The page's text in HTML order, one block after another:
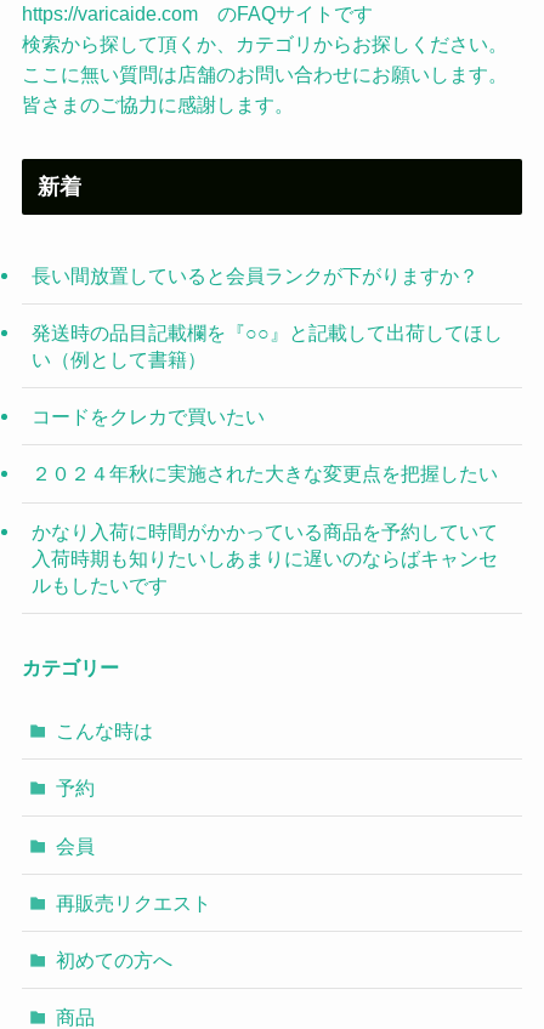
https://varicaide.com のFAQサイトです
検索から探して頂くか、カテゴリからお探しください。
ここに無い質問は店舗のお問い合わせにお願いします。
皆さまのご協力に感謝します。
新着
長い間放置していると会員ランクが下がりますか？
発送時の品目記載欄を『○○』と記載して出荷してほし
い（例として書籍）
コードをクレカで買いたい
２０２４年秋に実施された大きな変更点を把握したい
かなり入荷に時間がかかっている商品を予約していて
入荷時期も知りたいしあまりに遅いのならばキャンセ
ルもしたいです
カテゴリー
こんな時は
予約
会員
再販売リクエスト
初めての方へ
商品